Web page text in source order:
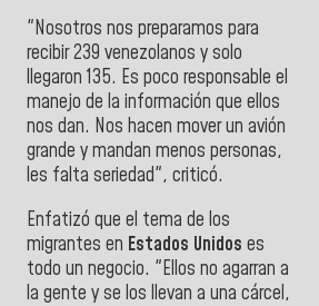
"Nosotros nos preparamos para
recibir 239 venezolanos y solo
llegaron 135. Es poco responsable el
manejo de la información que ellos
nos dan. Nos hacen mover un avión
grande y mandan menos personas,
les falta seriedad", criticó.
Enfatizó que el tema de los
migrantes en Estados Unidos es
todo un negocio. "Ellos no agarran a
la gente y se los llevan a una cárcel,